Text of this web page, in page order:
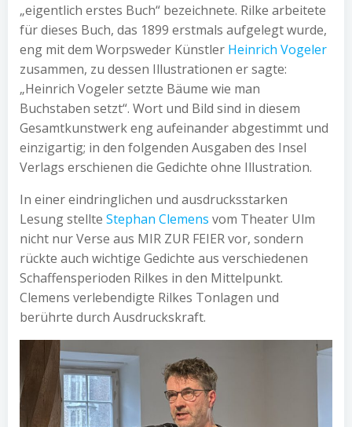
„eigentlich erstes Buch“ bezeichnete. Rilke arbeitete
für dieses Buch, das 1899 erstmals aufgelegt wurde,
eng mit dem Worpsweder Künstler Heinrich Vogeler
zusammen, zu dessen Illustrationen er sagte:
„Heinrich Vogeler setzte Bäume wie man
Buchstaben setzt“. Wort und Bild sind in diesem
Gesamtkunstwerk eng aufeinander abgestimmt und
einzigartig; in den folgenden Ausgaben des Insel
Verlags erschienen die Gedichte ohne Illustration.
In einer eindringlichen und ausdrucksstarken
Lesung stellte Stephan Clemens vom Theater Ulm
nicht nur Verse aus MIR ZUR FEIER vor, sondern
rückte auch wichtige Gedichte aus verschiedenen
Schaffensperioden Rilkes in den Mittelpunkt.
Clemens verlebendigte Rilkes Tonlagen und
berührte durch Ausdruckskraft.